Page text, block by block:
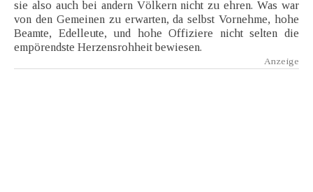
sie also auch bei andern Völkern nicht zu ehren. Was war
von den Gemeinen zu erwarten, da selbst Vornehme, hohe
Beamte, Edelleute, und hohe Offiziere nicht selten die
empörendste Herzensrohheit bewiesen.